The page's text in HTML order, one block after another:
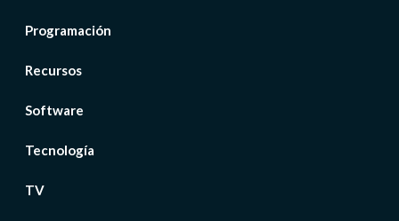
Programación
Recursos
Software
Tecnología
TV